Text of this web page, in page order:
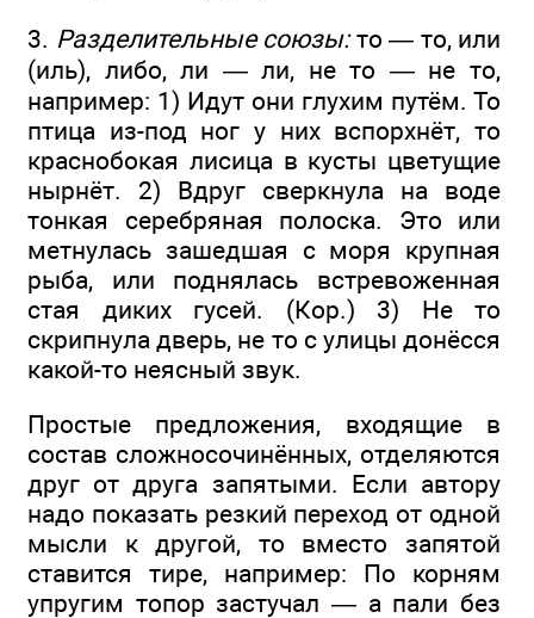
3. Разделительные союзы:то — то, или
(иль), либо, ли — ли, не то — не то,
например: 1) Идут они глухим путём. То
птица из-под ног у них вспорхнёт, то
краснобокая лисица в кусты цветущие
нырнёт. 2) Вдруг сверкнула на воде
тонкая серебряная полоска. Это или
метнулась зашедшая с моря крупная
рыба, или поднялась встревоженная
стая диких гусей. (Кор.) 3) Не то
скрипнула дверь, не то с улицы донёсся
какой-то неясный звук.
Простые предложения, входящие в
состав сложносочинённых, отделяются
друг от друга запятыми. Если автору
надо показать резкий переход от одной
мысли к другой, то вместо запятой
ставится тире, например: По корням
упругим топор застучал — а пали без